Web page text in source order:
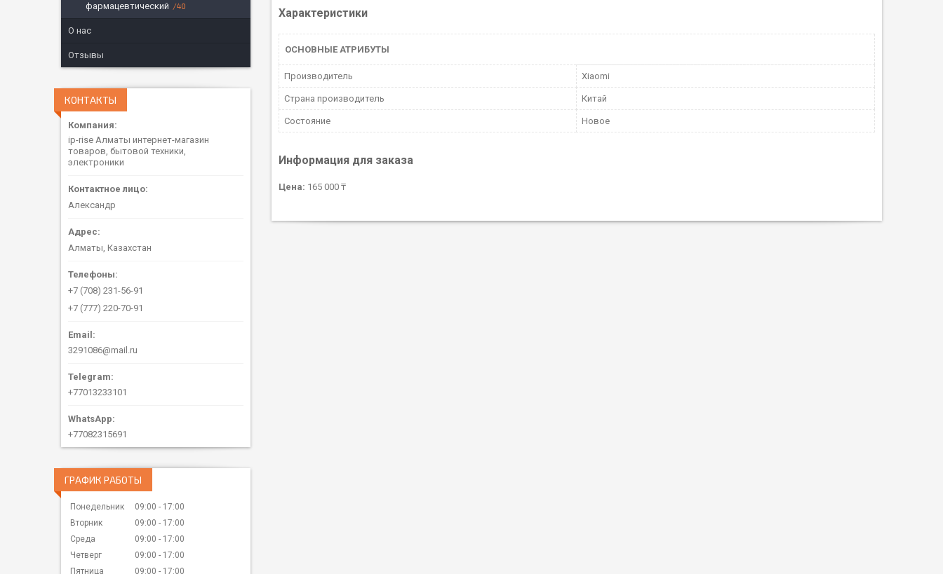
Характеристики
ОСНОВНЫЕ АТРИБУТЫ
Производитель Xiaomi
Страна производитель Китай
Состояние Новое
Информация для заказа
Цена: 165 000 ₸
фармацевтический
40
О нас
Отзывы
КОНТАКТЫ
ip-rise Алматы интернет-магазин
товаров, бытовой техники,
электроники
Александр
Алматы, Казахстан
+7 (708) 231-56-91
+7 (777) 220-70-91
3291086@mail.ru
+77013233101
+77082315691
ГРАФИК РАБОТЫ
Понедельник 09:00
17:00
Вторник
09:00
17:00
Среда
09:00
17:00
Четверг
09:00
17:00
Пятница
09:00 17:00